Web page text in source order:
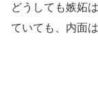
どうしても嫉妬
ていても、内面